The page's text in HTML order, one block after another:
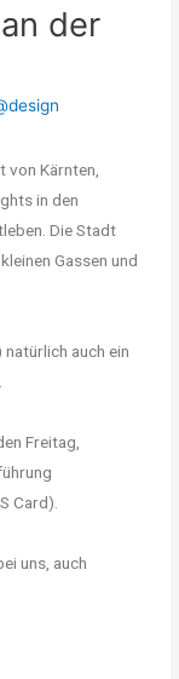
der
von Kärnten,
in den
Die Stadt
Gassen und
auch ein
Freitag,
Card).
uns, auch